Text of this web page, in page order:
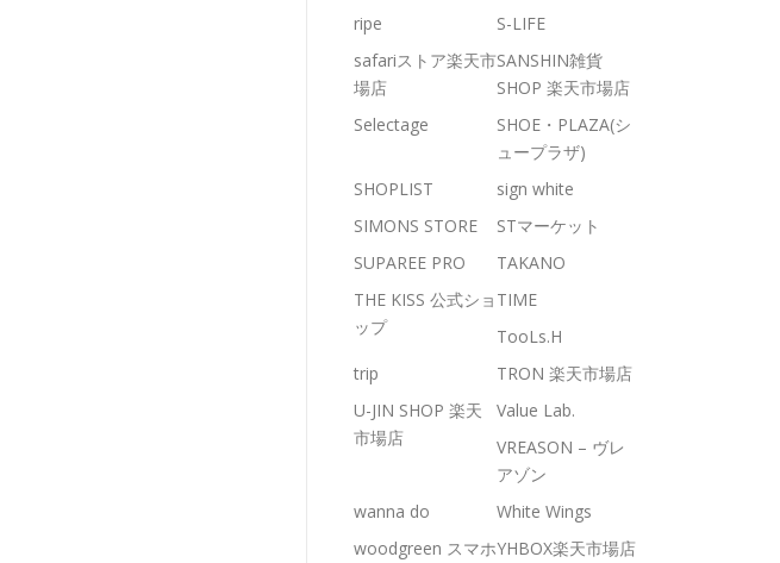
ripe
S-LIFE
safariストア楽天市
場店
SANSHIN雑貨
SHOP 楽天市場店
Selectage
SHOE・PLAZA(シ
ュープラザ)
SHOPLIST
sign white
SIMONS STORE
STマーケット
SUPAREE PRO
TAKANO
THE KISS 公式ショ
ップ
TIME
TooLs.H
trip
TRON 楽天市場店
U-JIN SHOP 楽天
市場店
Value Lab.
VREASON – ヴレ
アゾン
wanna do
White Wings
woodgreen スマホYHBOX楽天市場店